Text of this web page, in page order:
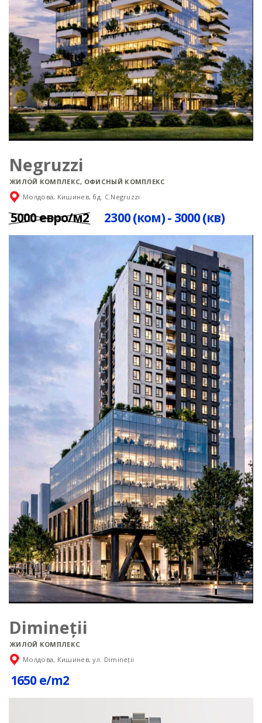
Negruzzi
ЖИЛОЙ КОМПЛЕКС, ОФИСНЫЙ КОМПЛЕКС
Молдова, Кишинев, бд. C.Negruzzi
5000 евро/м2 2300 (ком) - 3000 (кв)
Dimineții
ЖИЛОЙ КОМПЛЕКС
Молдова, Кишинев, ул. Dimineții
1650 e/m2